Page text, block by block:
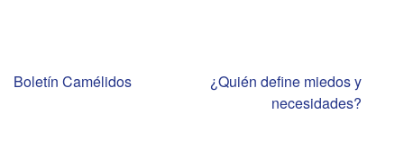
Navegación
Boletín Camélidos
¿Quién define miedos y
necesidades?